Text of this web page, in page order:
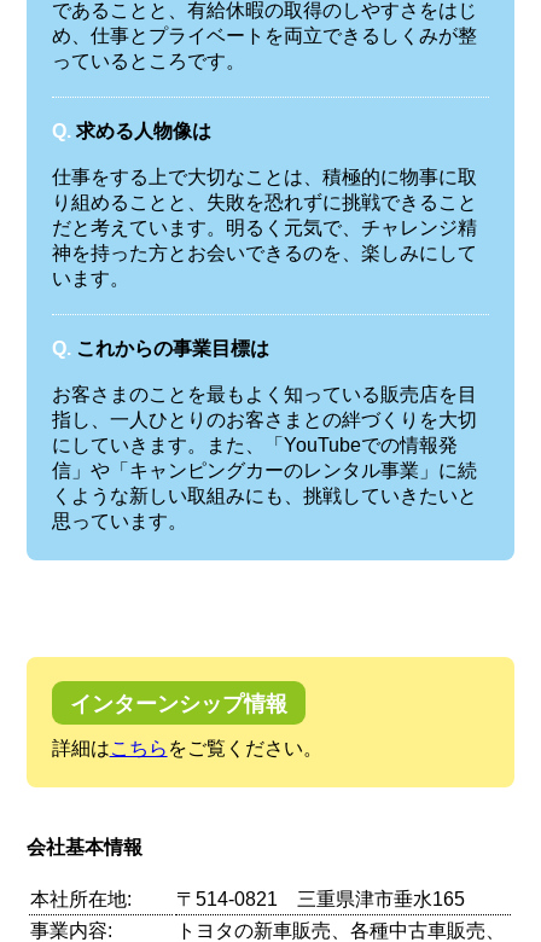
であることと、有給休暇の取得のしやすさをはじ
め、仕事とプライベートを両立できるしくみが整
っているところです。
Q. 求める人物像は
仕事をする上で大切なことは、積極的に物事に取
り組めることと、失敗を恐れずに挑戦できること
だと考えています。明るく元気で、チャレンジ精
神を持った方とお会いできるのを、楽しみにして
います。
Q. これからの事業目標は
お客さまのことを最もよく知っている販売店を目
指し、一人ひとりのお客さまとの絆づくりを大切
にしていきます。また、「YouTubeでの情報発
信」や「キャンピングカーのレンタル事業」に続
くような新しい取組みにも、挑戦していきたいと
思っています。
インターンシップ情報
詳細はこちら をご覧ください。
会社基本情報
本社所在地:
〒514-0821 三重県津市垂水165
事業内容:
トヨタの新車販売、各種中古車販売、